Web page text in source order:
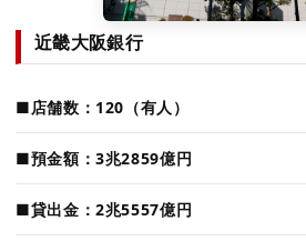
近畿大阪銀行
■店舗数：120（有人）
■預金額：3兆2859億円
■貸出金：2兆5557億円